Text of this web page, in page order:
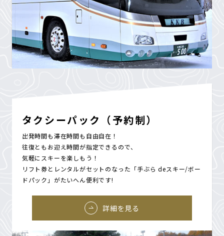
タクシーパック（予約制）
出発時間も滞在時間も自由自在！
往復ともお迎え時間が指定できるので、
気軽にスキーを楽しもう！
リフト券とレンタルがセットのなった「手ぶら deスキー/ボー
ドパック」がたいへん便利です!
詳細を見る